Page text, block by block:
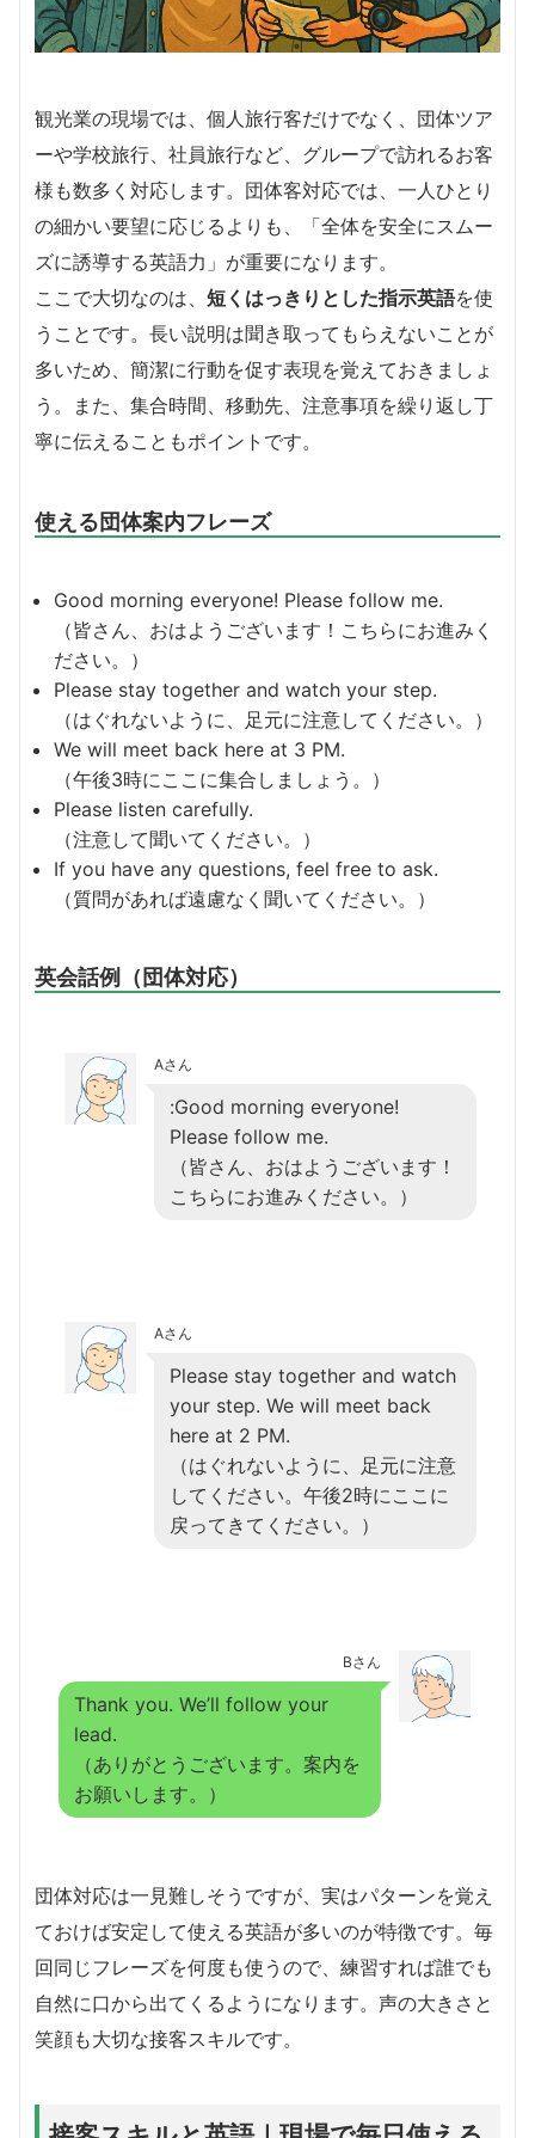
観光業の現場では、個人旅行客だけでなく、団体ツア
ーや学校旅行、社員旅行など、グループで訪れるお客
様も数多く対応します。団体客対応では、一人ひとり
の細かい要望に応じるよりも、「全体を安全にスムー
ズに誘導する英語力」が重要になります。
ここで大切なのは、 短くはっきりとした指示英語を使
うことです。長い説明は聞き取ってもらえないことが
多いため、簡潔に行動を促す表現を覚えておきましょ
う。また、集合時間、移動先、注意事項を繰り返し丁
寧に伝えることもポイントです。
使える団体案内フレーズ
Good morning everyone! Please follow me.
（皆さん、おはようございます！こちらにお進みく
ださい。）
Please stay together and watch your step.
（はぐれないように、足元に注意してください。）
We will meet back here at 3 PM.
（午後3時にここに集合しましょう。）
Please listen carefully.
（注意して聞いてください。）
If you have any questions, feel free to ask.
（質問があれば遠慮なく聞いてください。）
英会話例（団体対応）
Aさん
:Good morning everyone!
Please follow me.
（皆さん、おはようございます！
こちらにお進みください。）
Aさん
Please stay together and watch
your step. We will meet back
here at 2 PM.
（はぐれないように、足元に注意
してください。午後2時にここに
戻ってきてください。）
Bさん
Thank you. We’ll follow your
lead.
（ありがとうございます。案内を
お願いします。）
団体対応は一見難しそうですが、実はパターンを覚え
ておけば安定して使える英語が多いのが特徴です。毎
回同じフレーズを何度も使うので、練習すれば誰でも
自然に口から出てくるようになります。声の大きさと
笑顔も大切な接客スキルです。